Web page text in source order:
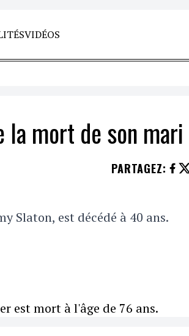
VIDÉOS
la mort de son mari
PARTAGEZ:
Slaton, est décédé à 40 ans.
est mort à l'âge de 76 ans.